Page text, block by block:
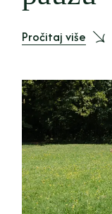
Pročitaj više